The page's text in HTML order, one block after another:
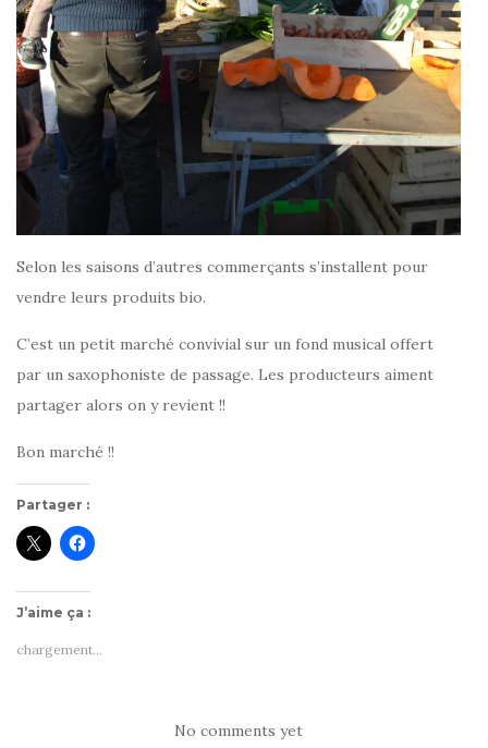
Selon les saisons d’autres commerçants s’installent pour
vendre leurs produits bio.
C’est un petit marché convivial sur un fond musical offert
par un saxophoniste de passage. Les producteurs aiment
partager alors on y revient !!
Bon marché !!
Partager :
J’aime ça :
chargement…
No comments yet